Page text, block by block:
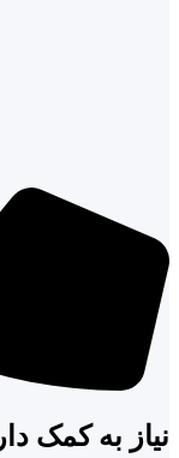
نیاز به کمک